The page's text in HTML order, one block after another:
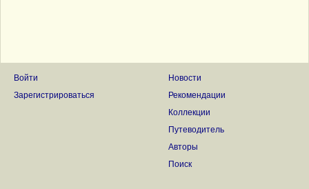
Войти
Зарегистрироваться
Новости
Рекомендации
Коллекции
Путеводитель
Авторы
Поиск